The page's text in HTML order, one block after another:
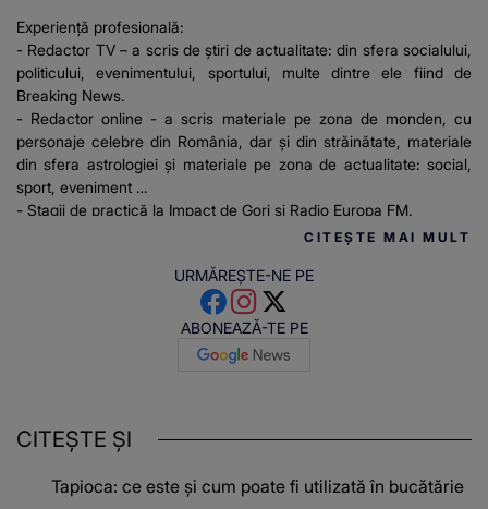
Experiență profesională:
- Redactor TV – a scris de știri de actualitate: din sfera socialului,
politicului, evenimentului, sportului, multe dintre ele fiind de
Breaking News.
- Redactor online - a scris materiale pe zona de monden, cu
personaje celebre din România, dar și din străinătate, materiale
din sfera astrologiei și materiale pe zona de actualitate: social,
sport, eveniment
- Stagii de practică la Impact de Gorj și Radio Europa FM.
CITEȘTE MAI MULT
URMĂREȘTE-NE PE
ABONEAZĂ-TE PE
CITEȘTE ȘI
Tapioca: ce este și cum poate fi utilizată în bucătărie